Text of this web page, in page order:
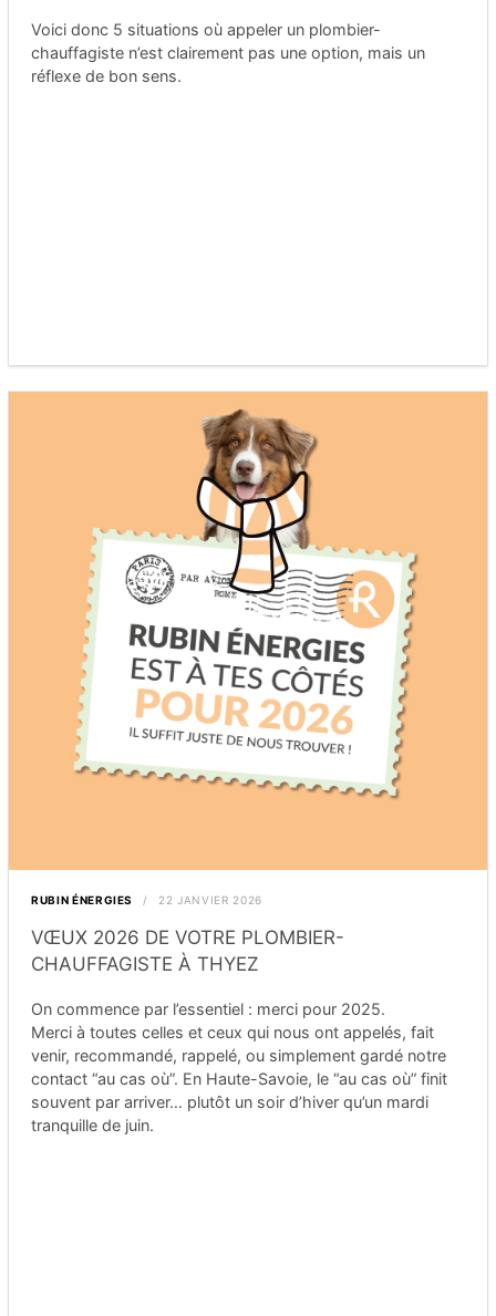
Voici donc 5 situations où appeler un plombier-
chauffagiste n’est clairement pas une option, mais un
réflexe de bon sens.
RUBIN ÉNERGIES 22 JANVIER 2026
VŒUX 2026 DE VOTRE PLOMBIER-
CHAUFFAGISTE À THYEZ
On commence par l’essentiel : merci pour 2025.
Merci à toutes celles et ceux qui nous ont appelés, fait
venir, recommandé, rappelé, ou simplement gardé notre
contact “au cas où”. En Haute-Savoie, le “au cas où” finit
souvent par arriver… plutôt un soir d’hiver qu’un mardi
tranquille de juin.